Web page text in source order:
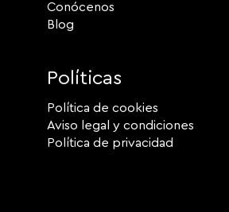
Conócenos
Blog
Políticas
Política de cookies
Aviso legal y condiciones
Política de privacidad